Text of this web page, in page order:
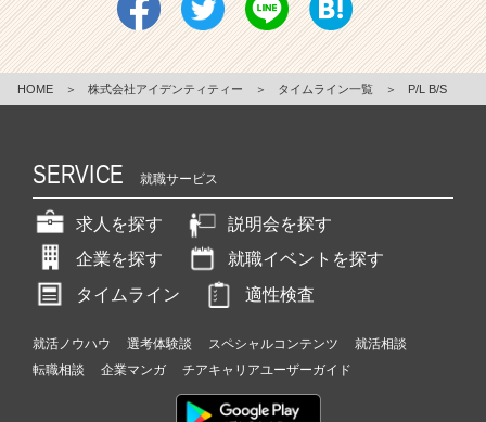
HOME ＞ 株式会社アイデンティティー ＞ タイムライン一覧 ＞ P/L B/S
SERVICE 就職サービス
求人を探す
説明会を探す
企業を探す
就職イベントを探す
タイムライン
適性検査
就活ノウハウ 選考体験談 スペシャルコンテンツ
就活相談
転職相談
企業マンガ チアキャリアユーザーガイド